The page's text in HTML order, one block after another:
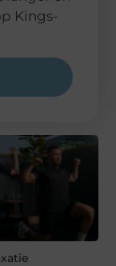
Kings-